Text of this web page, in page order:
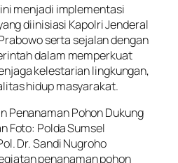
menjadi implementasi
diinisiasi Kapolri Jenderal
serta sejalan dengan
dalam memperkuat
kelestarian lingkungan,
hidup masyarakat.
Penanaman Pohon Dukung
Foto: Polda Sumsel
Dr. Sandi Nugroho
penanaman pohon